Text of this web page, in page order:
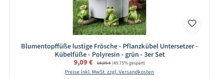
Blumentopffüße lustige Frösche - Pflanzkübel Untersetzer -
Kübelfüße - Polyresin - grün - 3er Set
Verkaufspreis:
9,09 € Regulärer Preis:
18,09 €(49.75% gespart)
Preise inkl. MwSt. zzgl. Versandkosten